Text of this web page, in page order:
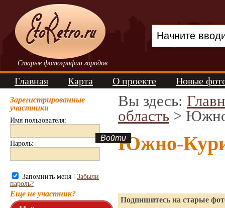
Старые фотографии городов
Главная Карта О проекте Новые
Зарегистрированные
участники
Имя пользователя:
Пароль:
Запомнить меня | Забыли
пароль?
Еще не участник?
Вы здесь:
область >
Южно-
Подпишитесь на старые